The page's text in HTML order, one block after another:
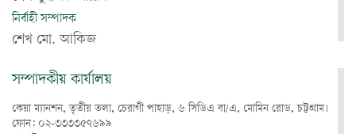
নির্বাহী সম্পাদক
শেখ মো. আকিজ
সম্পাদকীয় কার্যালয়
কেয়া ম্যানশন, তৃতীয় তলা, চেরাগী পাহাড়, ৬ সিডিএ বা/এ, মোমিন রোড, চট্টগ্রাম।
ফোন: ০২-৩৩৩৩৫৭৬৯৯